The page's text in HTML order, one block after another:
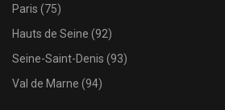
Paris (75)
Hauts de Seine (92)
Seine-Saint-Denis (93)
Val de Marne (94)